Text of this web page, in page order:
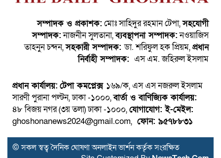
সম্পাদক ও প্রকাশক: মোঃ সাহিদুর রহমান টেপা,সহযোগী
সম্পাদক:নাজনীন সুলতানা,ব্যবস্থাপনা সম্পাদক:নওয়াজিস
তাহনুন চন্দন,সহকারী সম্পাদক: ডা. শরিফুল হক প্রিয়ম,প্রধান
নির্বাহী সম্পাদক: এস এম. জহিরুল ইসলাম
প্রধান কার্যালয়: টেপা কমপ্লেক্স ১৬৯/ক, এস এস নজরুল ইসলাম
সারণী পুরানা পল্টন, ঢাকা -১০০০,বার্তা ও বাণিজ্যিক কার্যালয়:
৪৮ বিজয় নগর (৩য় তলা) ঢাকা -১০০০,যোগাযোগ:ই-মেইল:
ghoshonanews2024@gmail.com, ফোন: ৯৫৭৮৮৩১
© সকল স্বত্ব দৈনিক ঘোষণা অনলাইন ভার্শন কর্তৃক সংরক্ষিত